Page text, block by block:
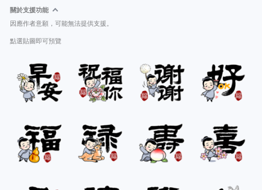
關於支援功能
因應作者意願，可能無法提供支援。
點選貼圖即可預覽